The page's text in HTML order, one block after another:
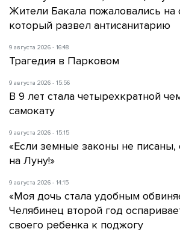
Жители Бакала пожаловались на
который развел антисанитарию
9 августа 2026 - 16:48
Трагедия в Парковом
9 августа 2026 - 15:56
В 9 лет стала четырехкратной
самокату
9 августа 2026 - 15:15
«Если земные законы не писаны,
на Луну!»
9 августа 2026 - 14:15
«Моя дочь стала удобным
Челябинец второй год
своего ребенка к поджогу